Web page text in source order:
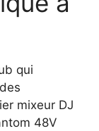
qui
mixeur DJ
48V